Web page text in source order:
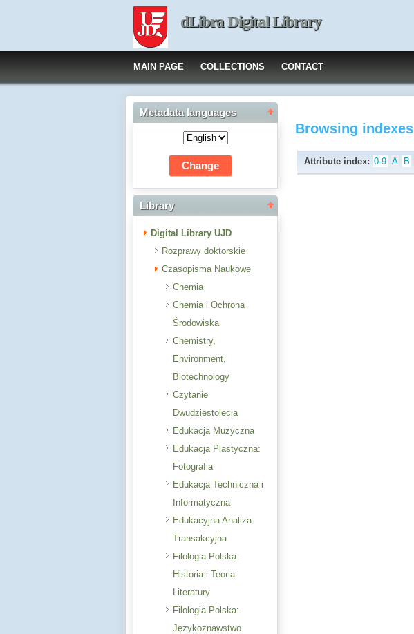
dLibra Digital Library
MAIN PAGE COLLECTIONS CONTACT
Metadata languages
Library
Digital Library UJD
Rozprawy doktorskie
Czasopisma Naukowe
Chemia
Chemia i Ochrona
Środowiska
Chemistry,
Environment,
Biotechnology
Czytanie
Dwudziestolecia
Edukacja Muzyczna
Edukacja Plastyczna:
Fotografia
Edukacja Techniczna i
Informatyczna
Edukacyjna Analiza
Transakcyjna
Filologia Polska:
Historia i Teoria
Literatury
Filologia Polska:
Językoznawstwo
Browsing indexes
Attribute index: 0-9 A B